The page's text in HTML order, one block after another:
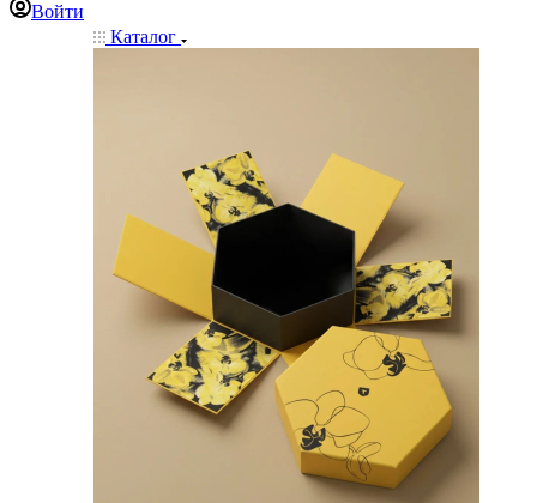
Войти
Каталог